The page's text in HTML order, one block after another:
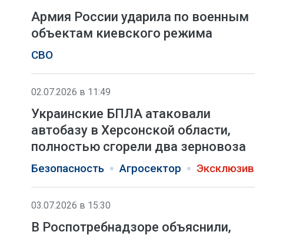
Армия России ударила по военным
объектам киевского режима
СВО
02.07.2026 в 11:49
Украинские БПЛА атаковали
автобазу в Херсонской области,
полностью сгорели два зерновоза
Безопасность Агросектор Эксклюзив
03.07.2026 в 15:30
В Роспотребнадзоре объяснили,